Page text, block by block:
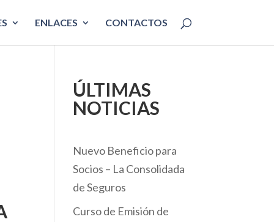
ENLACES CONTACTOS
ÚLTIMAS
NOTICIAS
Nuevo Beneficio para
Socios – La Consolidada
de Seguros
Curso de Emisión de